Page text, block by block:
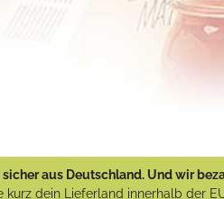
aus Deutschland. Und wir
kurz dein Lieferland innerhalb der